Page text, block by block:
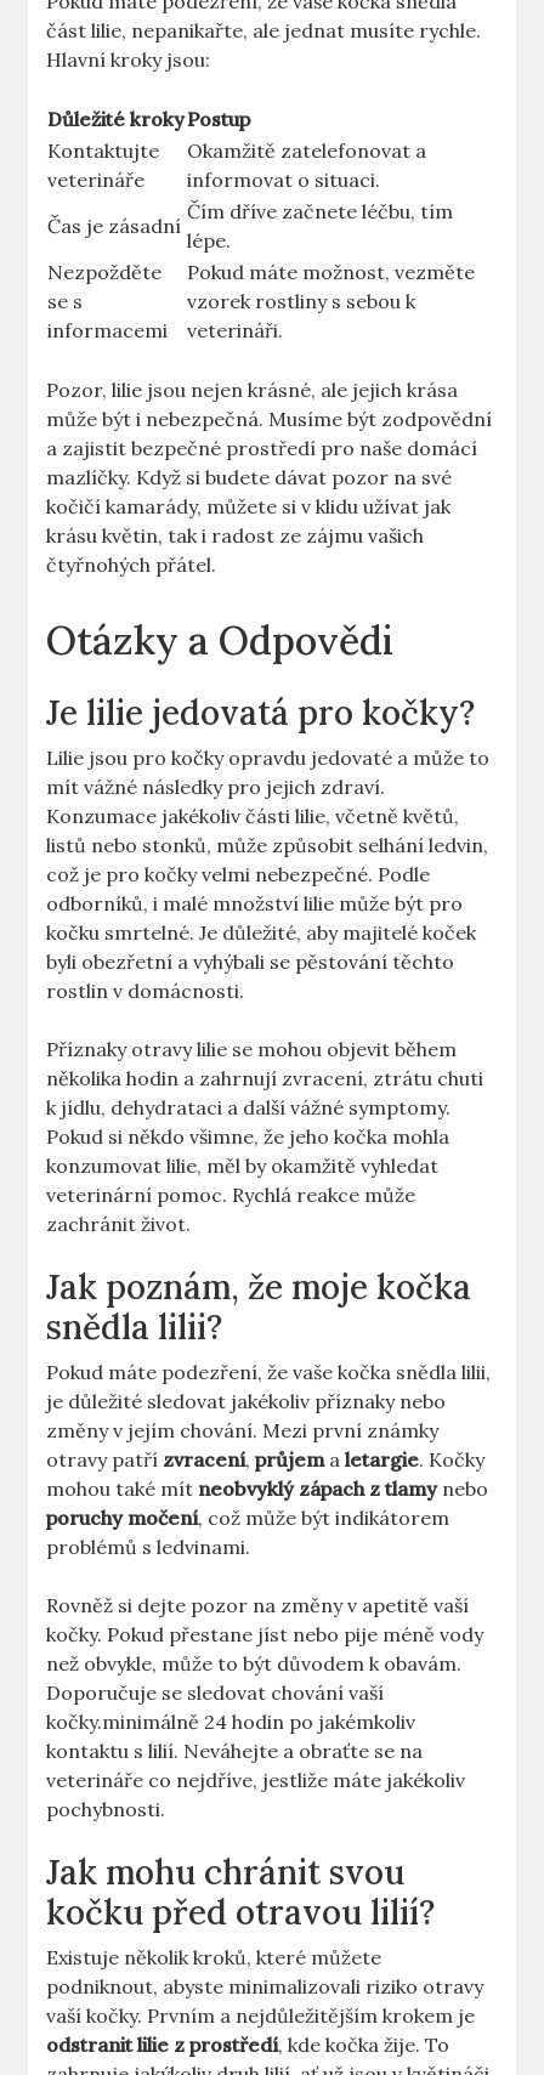
část lilie, nepanikařte, ale jednat musíte rychle.
Hlavní kroky jsou:
Důležité krokyPostup
Kontaktujte
veterináře
Okamžitě zatelefonovat a
informovat o situaci.
Čas je zásadní
Čím dříve začnete léčbu, tím
lépe.
Nezpožděte
se s
informacemi
Pokud máte možnost, vezměte
vzorek rostliny s sebou k
veterináři.
Pozor, lilie jsou nejen krásné, ale jejich krása
může být i nebezpečná. Musíme být zodpovědní
a zajistit bezpečné prostředí pro naše domácí
mazlíčky. Když si budete dávat pozor na své
kočičí kamarády, můžete si v klidu užívat jak
krásu květin, tak i radost ze zájmu vašich
čtyřnohých přátel.
Otázky a Odpovědi
Je lilie jedovatá pro kočky?
Lilie jsou pro kočky opravdu jedovaté a může to
mít vážné následky pro jejich zdraví.
Konzumace jakékoliv části lilie, včetně květů,
listů nebo stonků, může způsobit selhání ledvin,
což je pro kočky velmi nebezpečné. Podle
odborníků, i malé množství lilie může být pro
kočku smrtelné. Je důležité, aby majitelé koček
byli obezřetní a vyhýbali se pěstování těchto
rostlin v domácnosti.
Příznaky otravy lilie se mohou objevit během
několika hodin a zahrnují zvracení, ztrátu chuti
k jídlu, dehydrataci a další vážné symptomy.
Pokud si někdo všimne, že jeho kočka mohla
konzumovat lilie, měl by okamžitě vyhledat
veterinární pomoc. Rychlá reakce může
zachránit život.
Jak poznám, že moje kočka
snědla lilii?
Pokud máte podezření, že vaše kočka snědla lilii,
je důležité sledovat jakékoliv příznaky nebo
změny v jejím chování. Mezi první známky
otravy patří zvracení,průjemaletargie. Kočky
mohou také mít neobvyklý zápach z tlamynebo
poruchy močení, což může být indikátorem
problémů s ledvinami.
Rovněž si dejte pozor na změny v apetitě vaší
kočky. Pokud přestane jíst nebo pije méně vody
než obvykle, může to být důvodem k obavám.
Doporučuje se sledovat chování vaší
kočky.minimálně 24 hodin po jakémkoliv
kontaktu s lilií. Neváhejte a obraťte se na
veterináře co nejdříve, jestliže máte jakékoliv
pochybnosti.
Jak mohu chránit svou
kočku před otravou lilií?
Existuje několik kroků, které můžete
podniknout, abyste minimalizovali riziko otravy
vaší kočky. Prvním a nejdůležitějším krokem je
odstranit lilie z prostředí, kde kočka žije. To